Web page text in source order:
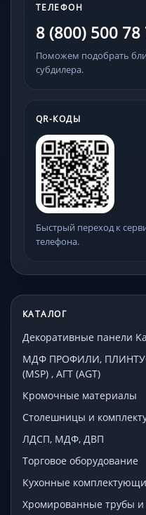
ТЕЛЕФОН
8 (800) 500 78
Поможем подобрать
субдилера.
QR-КОДЫ
Быстрый переход к
телефона.
КАТАЛОГ
Декоративные панели
МДФ ПРОФИЛИ,
(MSP) , АГТ (AGT)
Кромочные материалы
Столешницы и
ЛДСП, МДФ, ДВП
Торговое оборудование
Кухонные
Хромированные трубы и